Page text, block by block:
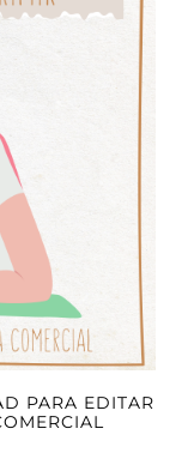
PARA EDITAR